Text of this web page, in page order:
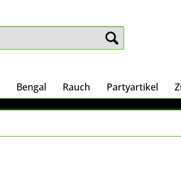
Bengal Rauch Partyartikel